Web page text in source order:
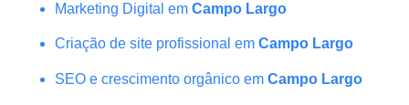
Marketing Digital em Campo Largo
Criação de site profissional em Campo Largo
SEO e crescimento orgânico em Campo Largo